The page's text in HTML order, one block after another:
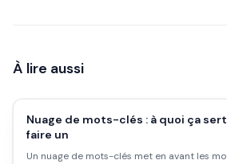
À lire aussi
Nuage de mots-clés : à quoi ça
faire un
Un nuage de mots-clés met en avant les